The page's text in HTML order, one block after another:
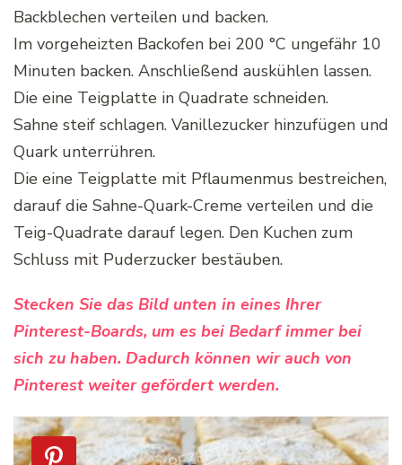
Backblechen verteilen und backen.
Im vorgeheizten Backofen bei 200 °C ungefähr 10
Minuten backen. Anschließend auskühlen lassen.
Die eine Teigplatte in Quadrate schneiden.
Sahne steif schlagen. Vanillezucker hinzufügen und
Quark unterrühren.
Die eine Teigplatte mit Pflaumenmus bestreichen,
darauf die Sahne-Quark-Creme verteilen und die
Teig-Quadrate darauf legen. Den Kuchen zum
Schluss mit Puderzucker bestäuben.
Stecken Sie das Bild unten in eines Ihrer
Pinterest-Boards, um es bei Bedarf immer bei
sich zu haben. Dadurch können wir auch von
Pinterest weiter gefördert werden.